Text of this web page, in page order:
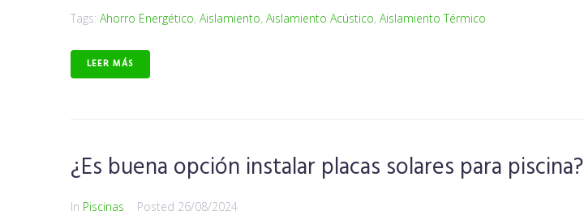
Tags: Ahorro Energético, Aislamiento, Aislamiento Acústico, Aislamiento Térmico
LEER MÁS
¿Es buena opción instalar placas solares para piscina?
In Piscinas Posted 26/08/2024